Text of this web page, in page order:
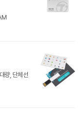
량, 단체선